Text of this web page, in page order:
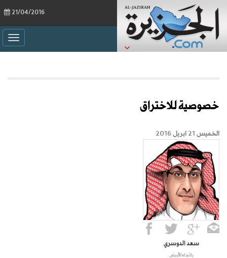
خصوصية للاختراق
الخميس 21 ابريل 2016
سعد الدوسري
باتجاه الأبيض